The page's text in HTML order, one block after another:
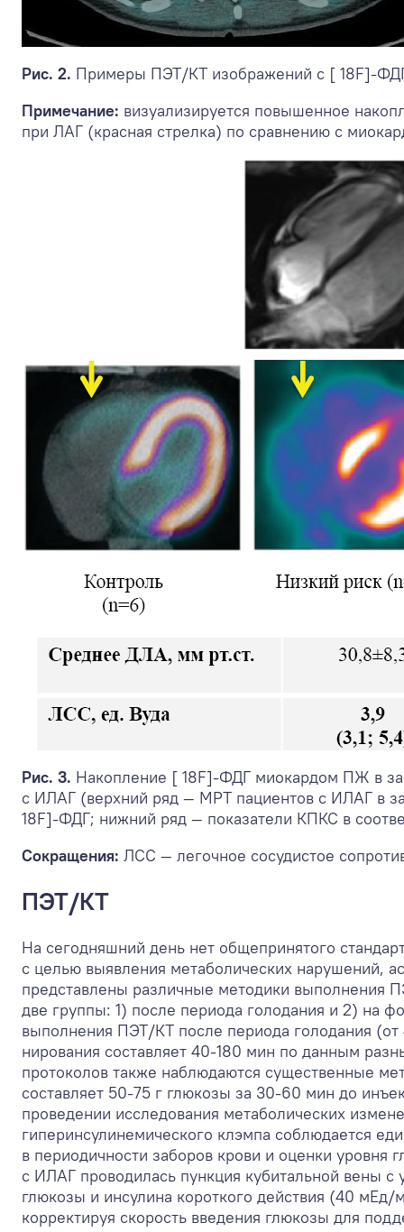
Рис. 2. Примеры ПЭТ/КТ изображений с [ 18F]-
Примечание: визуализируется повышенное
при ЛАГ (красная стрелка) по сравнению с
Рис. 3. Накопление [ 18F]-ФДГ миокардом ПЖ в
с ИЛАГ (верхний ряд — МРТ пациентов с ИЛАГ в
18F]-ФДГ; нижний ряд — показатели КПКС в
Сокращения: ЛСС — легочное сосудистое
ПЭТ/КТ
На сегодняшний день нет общепринятого
с целью выявления метаболических нарушений,
представлены различные методики выполнения
две группы: 1) после периода голодания и 2) на
выполнения ПЭТ/КТ после периода голодания
нирования составляет 40-180 мин по данным
протоколов также наблюдаются существенные
составляет 50-75 г глюкозы за 30-60 мин до
проведении исследования метаболических
гиперинсулинемического клэмпа соблюдается
в периодичности заборов крови и оценки
с ИЛАГ проводилась пункция кубитальной вены
глюкозы и инсулина короткого действия (40
корректируя скорость введения глюкозы для